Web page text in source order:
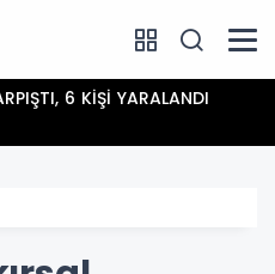
6 KİŞİ YARALANDI